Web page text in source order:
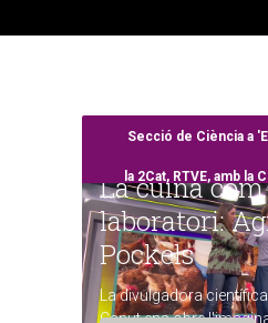
Secció de Ciència a
la 2Cat, RTVE, amb la